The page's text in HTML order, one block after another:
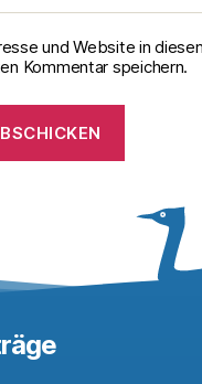
und Website in
Kommentar speichern.